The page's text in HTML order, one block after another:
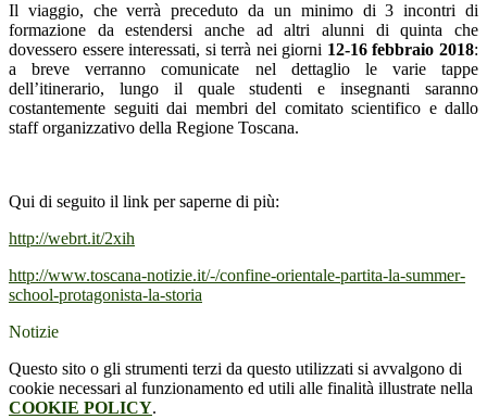
Il viaggio, che verrà preceduto da un minimo di 3 incontri di
formazione da estendersi anche ad altri alunni di quinta che
dovessero essere interessati, si terrà nei giorni 12-16 febbraio 2018:
a breve verranno comunicate nel dettaglio le varie tappe
dell’itinerario, lungo il quale studenti e insegnanti saranno
costantemente seguiti dai membri del comitato scientifico e dallo
staff organizzativo della Regione Toscana.
Qui di seguito il link per saperne di più:
http://webrt.it/2xih
http://www.toscana-notizie.it/-/confine-orientale-partita-la-summer-
school-protagonista-la-storia
Notizie
Questo sito o gli strumenti terzi da questo utilizzati si avvalgono di
cookie necessari al funzionamento ed utili alle finalità illustrate nella
COOKIE POLICY.